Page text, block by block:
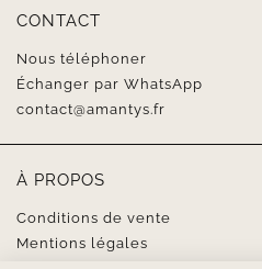
CONTACT
Nous téléphoner
Échanger par WhatsApp
contact@amantys.fr
À PROPOS
Conditions de vente
Mentions légales